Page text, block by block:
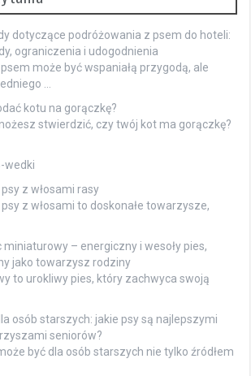
dotyczące podróżowania z psem do hoteli:
ograniczenia i udogodnienia
może być wspaniałą przygodą, ale
…
kotu na gorączkę?
stwierdzić, czy twój kot ma gorączkę?
wedki
psy z włosami rasy
psy z włosami to doskonałe towarzysze,
miniaturowy – energiczny i wesoły pies,
jako towarzysz rodziny
to urokliwy pies, który zachwyca swoją
osób starszych: jakie psy są najlepszymi
seniorów?
być dla osób starszych nie tylko źródłem